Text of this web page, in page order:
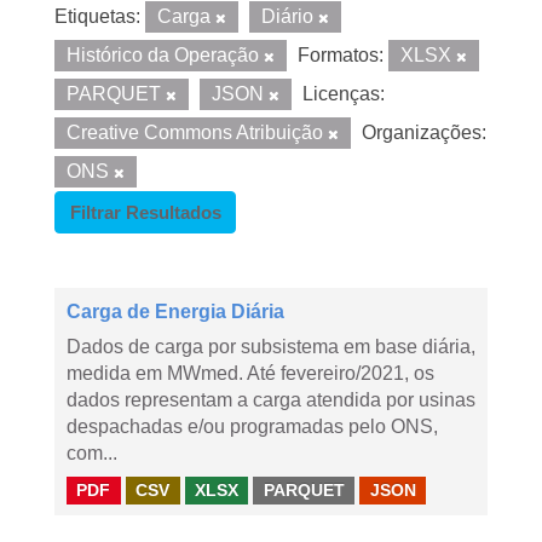
Etiquetas: Carga
Diário
Histórico da Operação
Formatos:
XLSX
PARQUET
JSON
Licenças:
Creative Commons Atribuição
Organizações:
ONS
Filtrar Resultados
Carga de Energia Diária
Dados de carga por subsistema em base diária,
medida em MWmed. Até fevereiro/2021, os
dados representam a carga atendida por usinas
despachadas e/ou programadas pelo ONS,
com...
PDF CSV XLSX PARQUET JSON